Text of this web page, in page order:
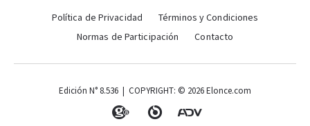
Política de Privacidad
Términos y Condiciones
Normas de Participación
Contacto
Edición N° 8.536 | COPYRIGHT: © 2026 Elonce.com